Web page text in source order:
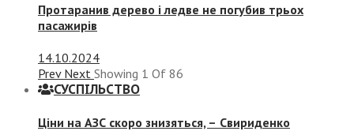
Протаранив дерево і ледве не погубив трьох
пасажирів
14.10.2024
Prev Next Showing 1 Of 86
СУСПIЛЬСТВО
Ціни на АЗС скоро знизяться, – Свириденко